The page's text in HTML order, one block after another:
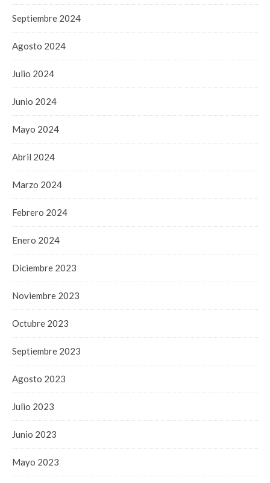
Septiembre 2024
Agosto 2024
Julio 2024
Junio 2024
Mayo 2024
Abril 2024
Marzo 2024
Febrero 2024
Enero 2024
Diciembre 2023
Noviembre 2023
Octubre 2023
Septiembre 2023
Agosto 2023
Julio 2023
Junio 2023
Mayo 2023